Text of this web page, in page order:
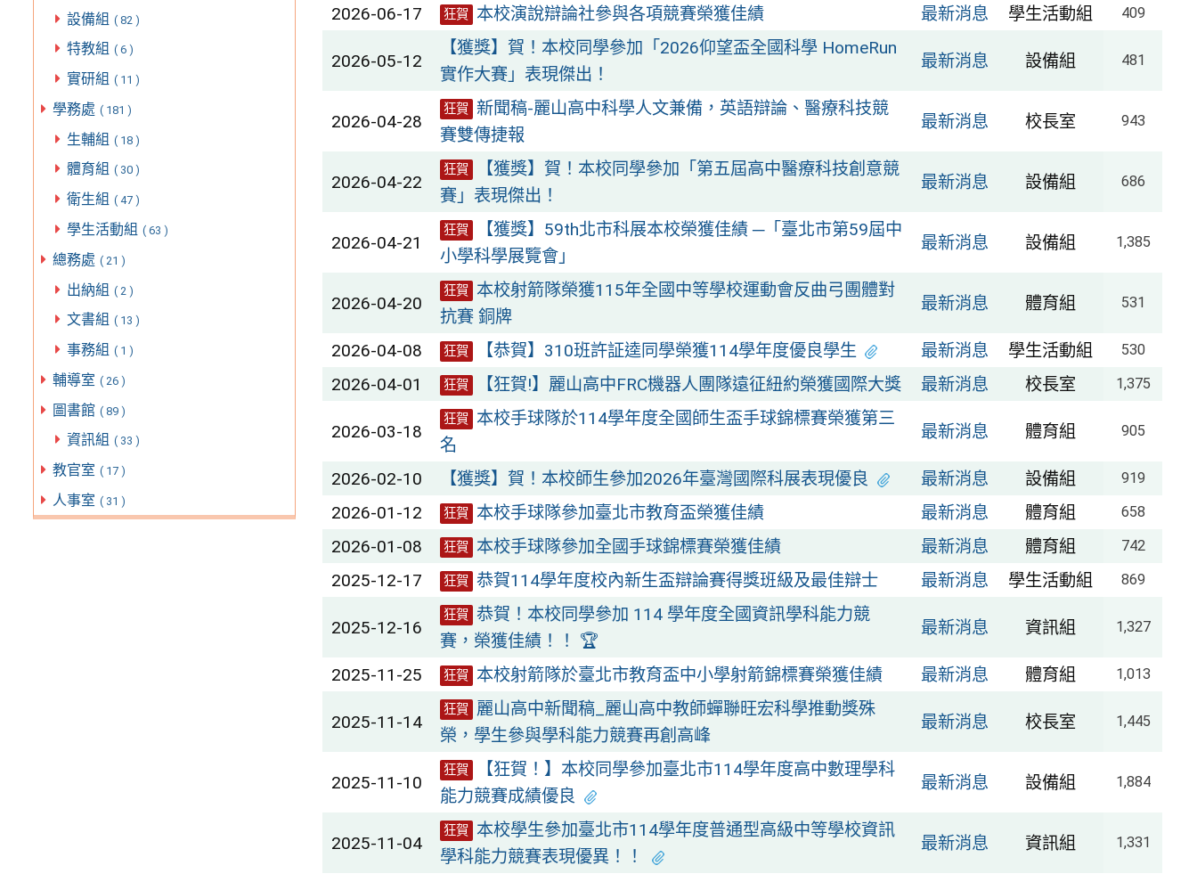
設備組 ( 82 )
特教組 ( 6 )
實研組 ( 11 )
學務處 ( 181 )
生輔組 ( 18 )
體育組 ( 30 )
衛生組 ( 47 )
學生活動組 ( 63 )
總務處 ( 21 )
出納組 ( 2 )
文書組 ( 13 )
事務組 ( 1 )
輔導室 ( 26 )
圖書館 ( 89 )
資訊組 ( 33 )
教官室 ( 17 )
人事室 ( 31 )
2026-06-17 狂賀 本校演說辯論社參與各項競賽榮獲佳績 最新消息 學生活動組 409
2026-05-12
【獲獎】賀！本校同學參加「2026仰望盃全國科學 HomeRun
實作大賽」表現傑出！
最新消息 設備組 481
2026-04-28
狂賀 新聞稿-麗山高中科學人文兼備，英語辯論、醫療科技競
賽雙傳捷報
最新消息 校長室 943
2026-04-22
狂賀
【獲獎】賀！本校同學參加「第五屆高中醫療科技創意競
賽」表現傑出！
最新消息 設備組 686
2026-04-21
狂賀
【獲獎】59th北市科展本校榮獲佳績 ─「臺北市第59屆中
小學科學展覽會」
最新消息 設備組 1,385
2026-04-20
狂賀
本校射箭隊榮獲115年全國中等學校運動會反曲弓團體對
抗賽 銅牌
最新消息 體育組 531
2026-04-08 狂賀 【恭賀】310班許証逵同學榮獲114學年度優良學生 最新消息 學生活動組 530
2026-04-01 狂賀 【狂賀!】麗山高中FRC機器人團隊遠征紐約榮獲國際大獎 最新消息 校長室 1,375
2026-03-18
狂賀
本校手球隊於114學年度全國師生盃手球錦標賽榮獲第三
名
最新消息 體育組 905
2026-02-10 【獲獎】賀！本校師生參加2026年臺灣國際科展表現優良 最新消息 設備組 919
2026-01-12 狂賀 本校手球隊參加臺北市教育盃榮獲佳績 最新消息 體育組 658
2026-01-08 狂賀 本校手球隊參加全國手球錦標賽榮獲佳績 最新消息 體育組 742
2025-12-17 狂賀 恭賀114學年度校內新生盃辯論賽得獎班級及最佳辯士 最新消息 學生活動組 869
2025-12-16
狂賀 恭賀！本校同學參加 114 學年度全國資訊學科能力競
賽，榮獲佳績！！ 🏆
最新消息 資訊組 1,327
2025-11-25 狂賀 本校射箭隊於臺北市教育盃中小學射箭錦標賽榮獲佳績 最新消息 體育組 1,013
2025-11-14
狂賀
麗山高中新聞稿_麗山高中教師蟬聯旺宏科學推動獎殊
榮，學生參與學科能力競賽再創高峰
最新消息 校長室 1,445
2025-11-10
狂賀
【狂賀！】本校同學參加臺北市114學年度高中數理學科
能力競賽成績優良
最新消息 設備組 1,884
2025-11-04
狂賀
本校學生參加臺北市114學年度普通型高級中等學校資訊
學科能力競賽表現優異！！
最新消息 資訊組 1,331